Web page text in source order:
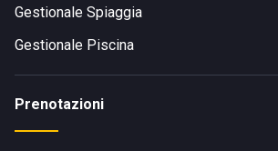
Gestionale Spiaggia
Gestionale Piscina
Prenotazioni